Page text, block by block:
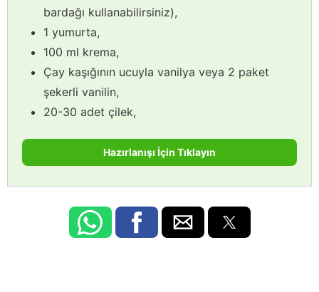
bardağı kullanabilirsiniz),
1 yumurta,
100 ml krema,
Çay kaşığının ucuyla vanilya veya 2 paket
şekerli vanilin,
20-30 adet çilek,
Hazırlanışı İçin Tıklayın